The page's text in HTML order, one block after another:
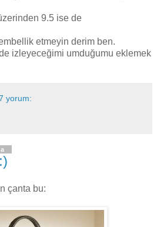
9.5 ise de
etmeyin derim ben.
izleyeceğimi umduğumu eklemek
yorum:
çanta bu: